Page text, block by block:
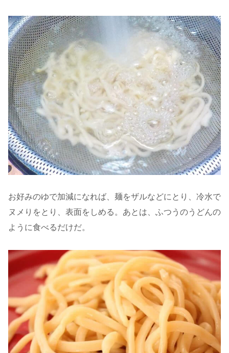
お好みのゆで加減になれば、麺をザルなどにとり、冷水で
ヌメりをとり、表面をしめる。あとは、ふつうのうどんの
ように食べるだけだ。